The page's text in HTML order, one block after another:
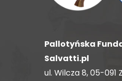
Pallotyńska
Salvatti.pl
ul. Wilcza 8, 05-091